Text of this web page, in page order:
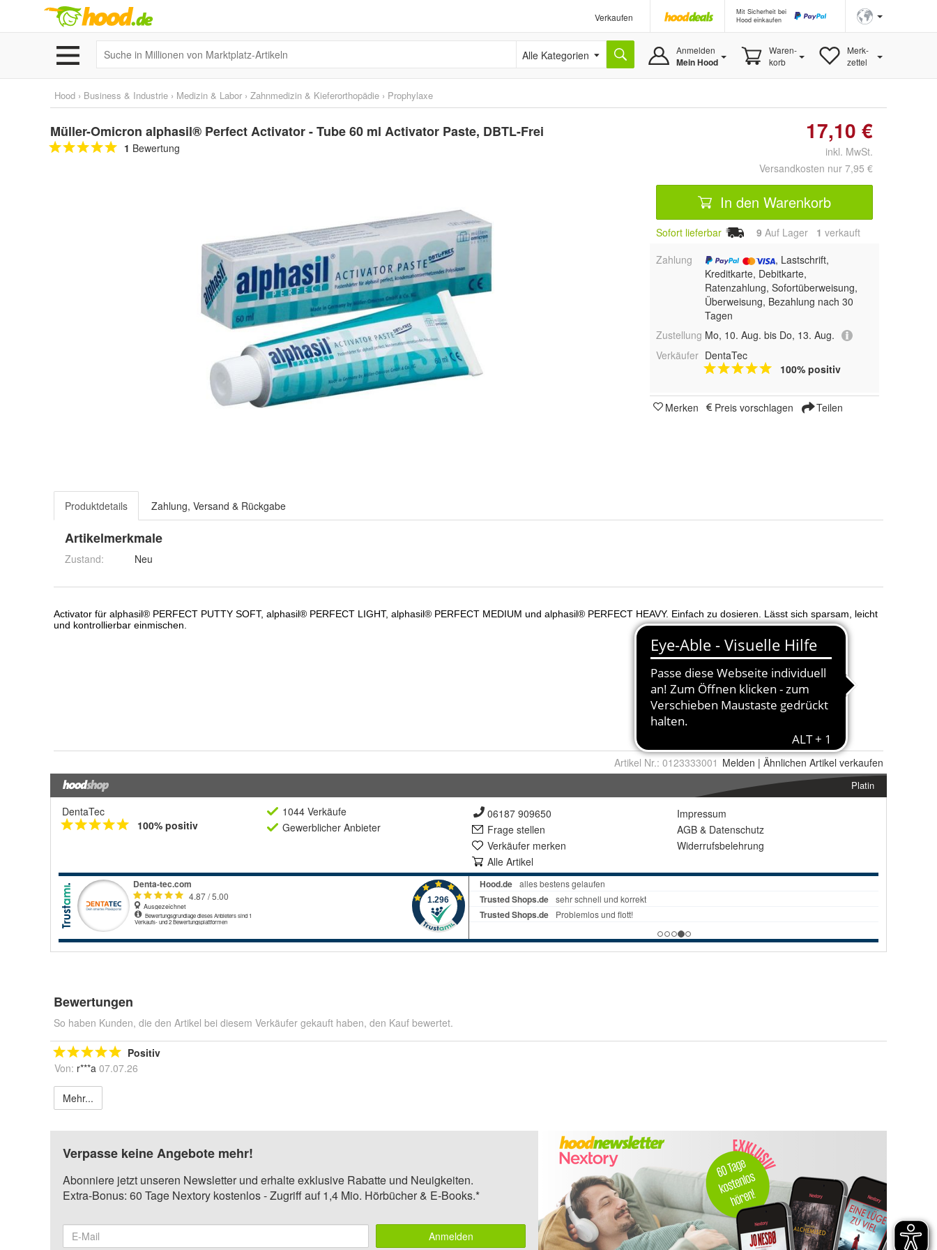
Verkaufen
Mit Sicherheit bei
Hood einkaufen
Alle Kategorien Anmelden
Mein Hood
Waren-
korb
Merk-
zettel
Hood › Business & Industrie › Medizin & Labor › Zahnmedizin & Kieferorthopädie › Prophylaxe
Müller-Omicron alphasil® Perfect Activator - Tube 60 ml Activator Paste, DBTL-Frei
1 Bewertung
17,10 €
inkl. MwSt.
Versandkosten nur 7,95 €
In den Warenkorb
Sofort lieferbar 9 Auf Lager 1 verkauft
Zahlung
, Lastschrift,
Kreditkarte, Debitkarte,
Ratenzahlung, Sofortüberweisung,
Überweisung, Bezahlung nach 30
Tagen
Zustellung Mo, 10. Aug. bis Do, 13. Aug.
Verkäufer DentaTec
100% positiv
Merken Preis vorschlagen Teilen
Produktdetails Zahlung, Versand & Rückgabe
Artikelmerkmale
Zustand: Neu
Artikel Nr.: 0123333001 Melden | Ähnlichen Artikel verkaufen
Platin
DentaTec
100% positiv
1044 Verkäufe
Gewerblicher Anbieter
06187 909650
Frage stellen
Verkäufer merken
Alle Artikel
Impressum
AGB & Datenschutz
Widerrufsbelehrung
Bewertungen
So haben Kunden, die den Artikel bei diesem Verkäufer gekauft haben, den Kauf bewertet.
Positiv
Von: r***a 07.07.26
Mehr...
Verpasse keine Angebote mehr!
Abonniere jetzt unseren Newsletter und erhalte exklusive Rabatte und Neuigkeiten.
Extra-Bonus: 60 Tage Nextory kostenlos - Zugriff auf 1,4 Mio. Hörbücher & E-Books.*
Anmelden